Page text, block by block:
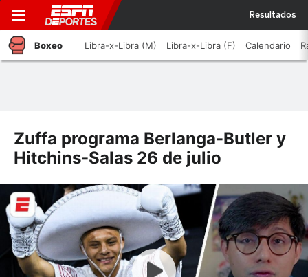
Resultados
Boxeo Libra-x-Libra (M) Libra-x-Libra (F) Calendario
Zuffa programa Berlanga-Butler y
Hitchins-Salas 26 de julio